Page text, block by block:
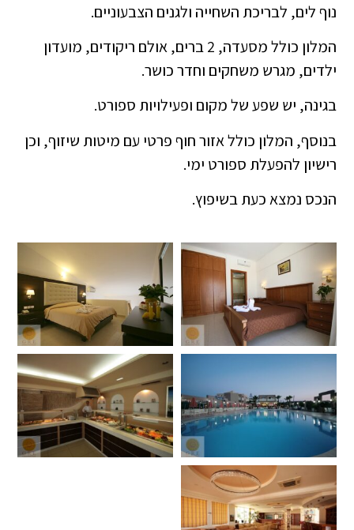
נוף לים, לבריכת השחייה ולגנים הצבעוניים.
המלון כולל מסעדה, 2 ברים, אולם ריקודים, מועדון
ילדים, מגרש משחקים וחדר כושר.
בגינה, יש שפע של מקום ופעילויות ספורט.
בנוסף, המלון כולל אזור חוף פרטי עם מיטות שיזוף, וכן
רישיון להפעלת ספורט ימי.
הנכס נמצא כעת בשיפוץ.